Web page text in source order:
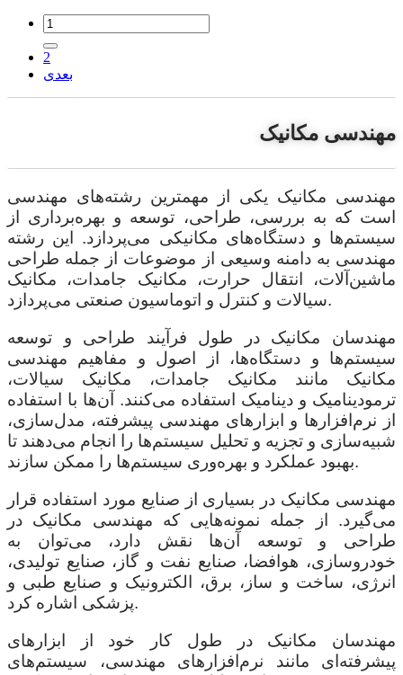
2
بعدی
مهندسی مکانیک
مهندسی مکانیک یکی از مهمترین رشته‌های مهندسی
است که به بررسی، طراحی، توسعه و بهره‌برداری از
سیستم‌ها و دستگاه‌های مکانیکی می‌پردازد. این رشته
مهندسی به دامنه وسیعی از موضوعات از جمله طراحی
ماشین‌آلات، انتقال حرارت، مکانیک جامدات، مکانیک
سیالات و کنترل و اتوماسیون صنعتی می‌پردازد.
مهندسان مکانیک در طول فرآیند طراحی و توسعه
سیستم‌ها و دستگاه‌ها، از اصول و مفاهیم مهندسی
مکانیک مانند مکانیک جامدات، مکانیک سیالات،
ترمودینامیک و دینامیک استفاده می‌کنند. آن‌ها با استفاده
از نرم‌افزارها و ابزارهای مهندسی پیشرفته، مدل‌سازی،
شبیه‌سازی و تجزیه و تحلیل سیستم‌ها را انجام می‌دهند تا
بهبود عملکرد و بهره‌وری سیستم‌ها را ممکن سازند.
مهندسی مکانیک در بسیاری از صنایع مورد استفاده قرار
می‌گیرد. از جمله نمونه‌هایی که مهندسی مکانیک در
طراحی و توسعه آن‌ها نقش دارد، می‌توان به
خودروسازی، هوافضا، صنایع نفت و گاز، صنایع تولیدی،
انرژی، ساخت و ساز، برق، الکترونیک و صنایع طبی و
پزشکی اشاره کرد.
مهندسان مکانیک در طول کار خود از ابزارهای
پیشرفته‌ای مانند نرم‌افزارهای مهندسی، سیستم‌های